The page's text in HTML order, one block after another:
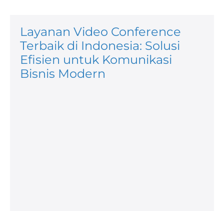
Layanan Video Conference
Terbaik di Indonesia: Solusi
Efisien untuk Komunikasi
Bisnis Modern